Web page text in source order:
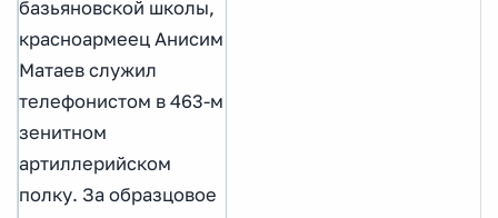
базьяновской школы,
красноармеец Анисим
Матаев служил
телефонистом в 463-м
зенитном
артиллерийском
полку. За образцовое